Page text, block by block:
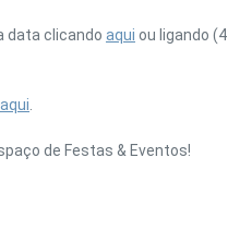
data clicando aqui ou ligando
aqui
de Festas & Eventos!